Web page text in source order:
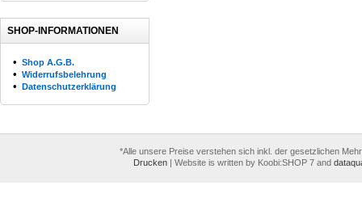
SHOP-INFORMATIONEN
• Shop A.G.B.
• Widerrufsbelehrung
• Datenschutzerklärung
*Alle unsere Preise verstehen sich inkl. der gesetzlichen
Drucken | Website is written by Koobi:SHOP 7 and